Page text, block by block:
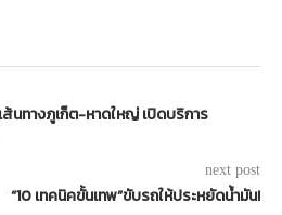
ส้นทางภูเก็ต-หาดใหญ่ เปิดบริการ
next post
“10 เทคนิคขั้นเทพ”ขับรถให้ประหยัดน้ำมัน!